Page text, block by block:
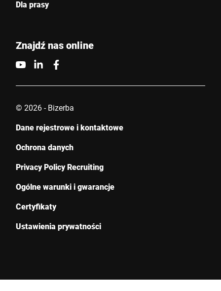
Dla prasy
Znajdź nas online
© 2026 - Bizerba
Dane rejestrowe i kontaktowe
Ochrona danych
Privacy Policy Recruiting
Ogólne warunki i gwarancje
Certyfikaty
Ustawienia prywatności